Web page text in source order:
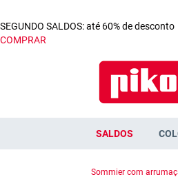
SEGUNDO SALDOS: até 60% de desconto
COMPRAR
SALDOS
Sommier com